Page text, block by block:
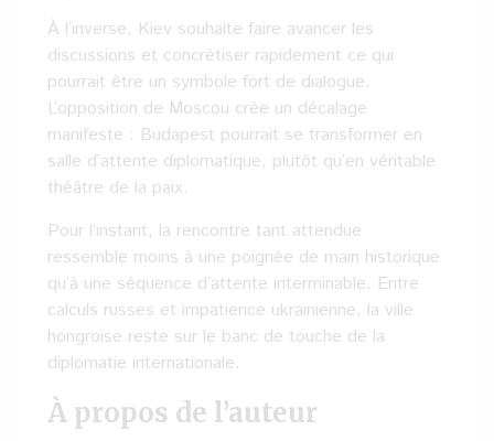
À l’inverse, Kiev souhaite faire avancer les
discussions et concrétiser rapidement ce qui
pourrait être un symbole fort de dialogue.
L’opposition de Moscou crée un décalage
manifeste : Budapest pourrait se transformer en
salle d’attente diplomatique, plutôt qu’en véritable
théâtre de la paix.
Pour l’instant, la rencontre tant attendue
ressemble moins à une poignée de main historique
qu’à une séquence d’attente interminable. Entre
calculs russes et impatience ukrainienne, la ville
hongroise reste sur le banc de touche de la
diplomatie internationale.
À propos de l’auteur